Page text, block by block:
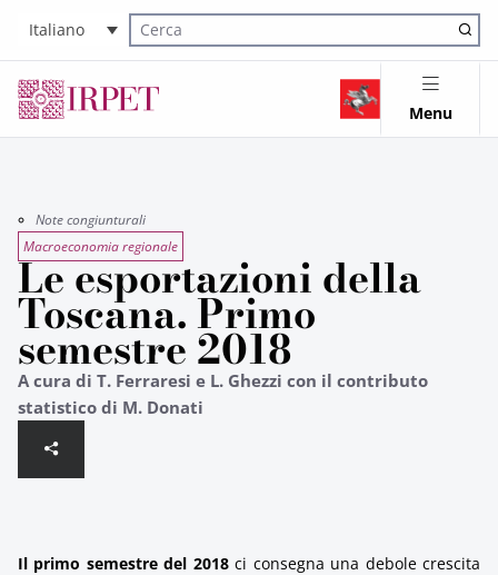
Italiano
Cerca nel sito
Menu
Note congiunturali
Macroeconomia regionale
Le esportazioni della
Toscana. Primo
semestre 2018
A cura di T. Ferraresi e L. Ghezzi con il contributo
statistico di M. Donati
Il primo semestre del 2018ci consegna una debole crescita